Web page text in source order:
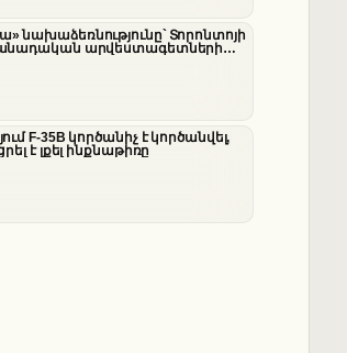
նախաձեռնությունը՝ Տորոնտոյի
արվեստագետների
F-35B կործանիչ է կործանվել,
է լքել ինքնաթիռը